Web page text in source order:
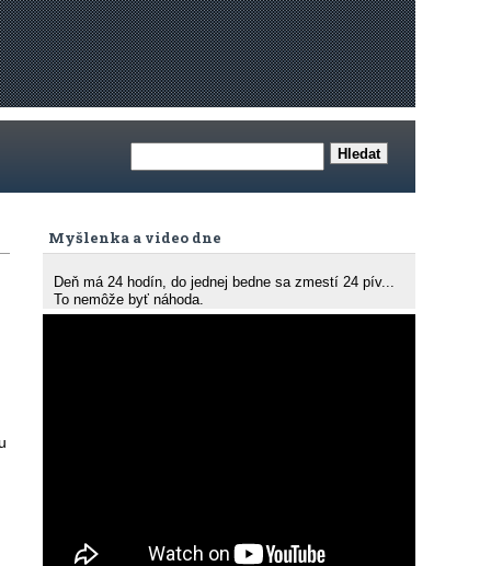
Myšlenka a video dne
Deň má 24 hodín, do jednej bedne sa zmestí 24 pív...
To nemôže byť náhoda.